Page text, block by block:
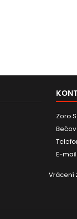
Zoro
E-mail:
Vrácení